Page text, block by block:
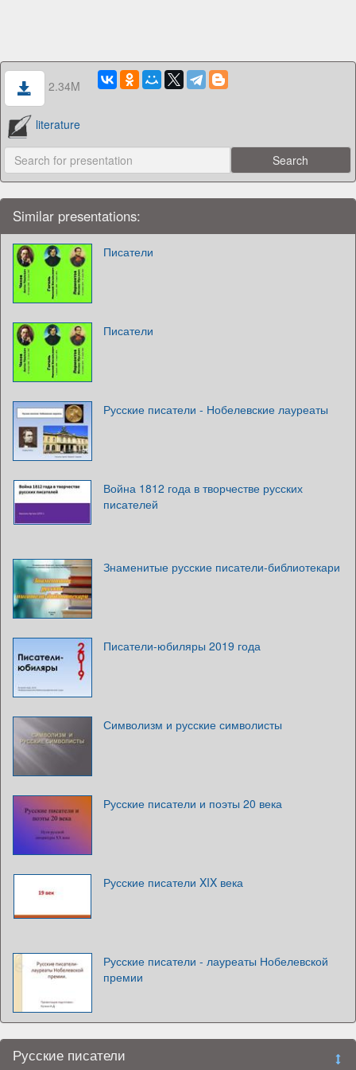
2.34M
literature
Similar presentations:
Писатели
Писатели
Русские писатели - Нобелевские лауреаты
Война 1812 года в творчестве русских
писателей
Знаменитые русские писатели-библиотекари
Писатели-юбиляры 2019 года
Символизм и русские символисты
Русские писатели и поэты 20 века
Русские писатели XIX века
Русские писатели - лауреаты Нобелевской
премии
Русские писатели